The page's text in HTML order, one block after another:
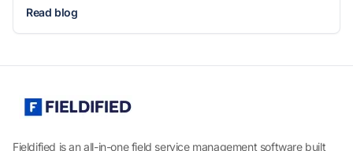
Read blog
Fieldified is an all-in-one field service management software built